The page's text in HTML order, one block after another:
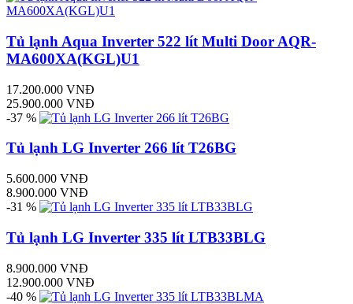
Tủ lạnh Aqua Inverter 522 lít Multi Door AQR-
MA600XA(KGL)U1
17.200.000 VNĐ
25.900.000 VNĐ
-37 %
Tủ lạnh LG Inverter 266 lít T26BG
5.600.000 VNĐ
8.900.000 VNĐ
-31 %
Tủ lạnh LG Inverter 335 lít LTB33BLG
8.900.000 VNĐ
12.900.000 VNĐ
-40 %